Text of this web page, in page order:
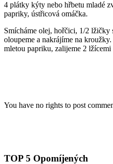
4 plátky kýty nebo hřbetu mladé
papriky, ústřicová omáčka.
Smícháme olej, hořčici, 1/2 lžičky
oloupeme a nakrájíme na
mletou papriku, zalijeme 2
You have no rights to post
TOP 5 Opomíjených